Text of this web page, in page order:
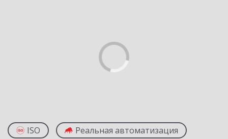
ISO Реальная автоматизация